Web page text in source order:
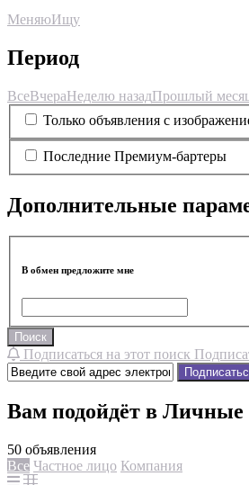
МеняюИщу
Период
ВсеВчераНеделю назадПрошлый
Только объявления с
Последние Премиум-бартеры
Дополнительные
В обмен предложите мне
Поиск
Подписаться на этот поиск
Вам подойдёт в
50 объявления
Все Частное лицо Компания